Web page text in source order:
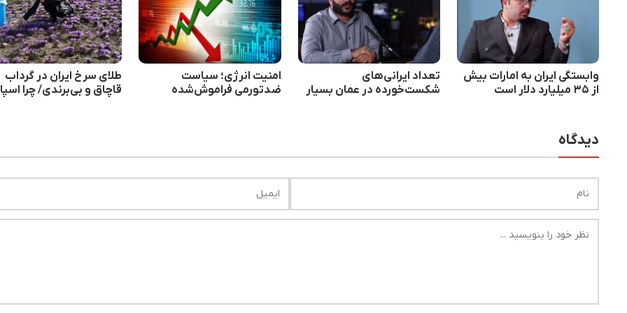
وابستگی ایران به امارات بیش
از ۳۵ میلیارد دلار است
تعداد ایرانی‌های
شکست‌خورده در عمان بسیار
امنیت انرژی؛ سیاست
ضدتورمی فراموش‌شده
طلای سرخ ایران در گرداب
قاچاق و بی‌برندی/ چرا
دیدگاه